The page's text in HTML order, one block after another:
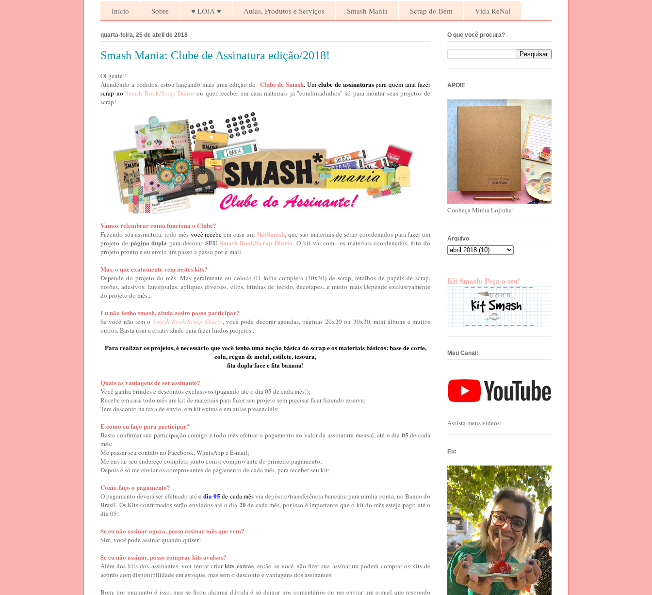
Início Sobre ♥ LOJA ♥ Aulas, Produtos e Serviços Smash Mania Scrap do Bem Vida ReNal
quarta-feira, 25 de abril de 2018
Smash Mania: Clube de Assinatura edição/2018!
Oi gente!!
Atendendo a pedidos, estou lançando mais uma edição do Clube de Smash. Um clube de assinaturaspara quem ama fazer
scrap noSmash Book/Scrap Diário ou quer receber em casa materiais já "combinadinhos" só para montar seus projetos de
scrap!
Vamos relembrar como funciona o Clube?
Fazendo sua assinatura, todo mês você recebe em casa um #kitSmash, que são materiais de scrap coordenados para fazer um
projeto de página dupla para decorar SEU Smash Book/Scrap Diário. O kit vai com os materiais coordenados, foto do
projeto pronto e eu envio um passo apasso por e-mail.
Mas, o que exatamente vem nestes kits?
Depende do projeto do mês. Mas geralmente eu coloco 01 folha completa (30x30) de scrap, retalhos de papeis de scrap,
botões, adesivos, lantejoulas, apliques diversos, clips, fitinhas de tecido, decotapes...e muito mais!Depende exclusivamente
do projeto do mês...
Eu não tenho smash, ainda assim posso participar?
Se você não tem o Smash Book/Scrap Diário, você pode decorar agendas, páginas 20x20 ou 30x30, mini álbuns e muitos
outros. Basta usar a criatividade para fazer lindos projetos...
Para realizar os projetos, é necessário que você tenha uma noção básica do scrape os materiais básicos: base de corte,
cola, régua de metal, estilete, tesoura,
fita dupla face e fita banana!
Quais as vantagens de ser assinante?
Você ganha brindes e descontos exclusivos (pagando até o dia 05 de cada mês!);
Recebe em casa todo mês um kit de materiais para fazer seu projeto sem precisar ficar fazendo reserva;
Tem desconto na taxa de envio, em kit extras e em aulas presenciais;
E como eu faço para participar?
Basta confirmar sua participação comigo e todo mês efetuar o pagamento no valor da assinatura mensal, até o dia 05 de cada
mês;
Me passar seu contato no Facebook, WhatsApp e E-mail;
Me enviar seu endereço completo junto com o comprovante do primeiro pagamento;
Depois é só me enviar os comprovantes de pagamento de cada mês, para receber seu kit;
Como faço o pagamento?
O pagamento deverá ser efetuado até o dia05 de cada mêsvia depósito/transferência bancária para minha conta, no Banco do
Brasil. Os Kits confirmados serão enviados até o dia 20de cada mês, por isso é importante que o kit do mês esteja pago até o
dia 05!
Se eu não assinar agora, posso assinar mês que vem?
Sim, você pode assinar quando quiser!
Se eu não assinar, posso comprar kits avulsos?
Além dos kits dos assinantes, vou tentar criarkits extras, então se você não fizer sua assinatura poderá comprar os kits de
acordo com disponibilidade em estoque, mas sem o desconto e vantagens dos assinantes.
Bom, por enquanto é isso, mas se ficou alguma dúvida é só deixar nos comentários ou me enviar um e-mail que respondo
O que você procura?
APOIE
Conheça Minha Lojinha!
Arquivo
Kit Smash: Peça o seu!
Meu Canal:
Assista meus vídeos!
Eu: